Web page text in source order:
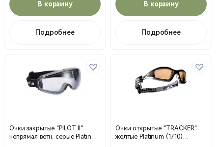
В корзину
Подробнее
В корзину
Подробнее
Очки закрытые "PILOT II"
непрямая ветн. серые Platinum
Очки открытые "TRACKER"
желтые Platinum (1/10)